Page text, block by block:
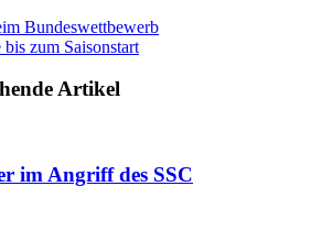
Bundeswettbewerb
zum Saisonstart
Artikel
im Angriff des SSC